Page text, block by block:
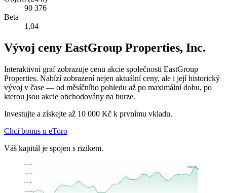
90 376
Beta
1,04
Vývoj ceny EastGroup Properties, Inc.
Interaktivní graf zobrazuje cenu akcie společnosti EastGroup
Properties. Nabízí zobrazení nejen aktuální ceny, ale i její historický
vývoj v čase — od měsíčního pohledu až po maximální dobu, po
kterou jsou akcie obchodovány na burze.
Investujte a získejte až 10 000 Kč k prvnímu vkladu.
Chci bonus u eToro
Váš kapitál je spojen s rizikem.
184,84 US$
194,90 US$
204,96 US$
215,01 US$
210,07 US$